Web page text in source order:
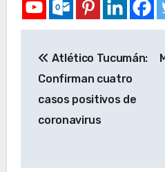
Atlético Tucumán:
Confirman cuatro
casos positivos de
coronavirus